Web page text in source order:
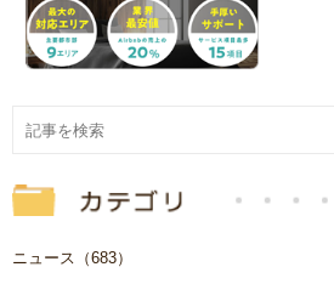
ニュース（683）